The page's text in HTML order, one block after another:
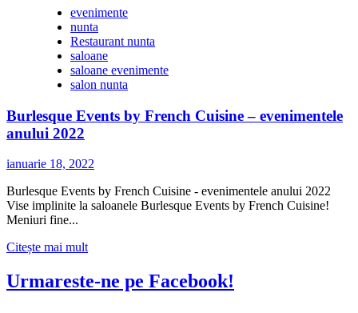
evenimente
nunta
Restaurant nunta
saloane
saloane evenimente
salon nunta
Burlesque Events by French Cuisine – evenimentele
anului 2022
ianuarie 18, 2022
Burlesque Events by French Cuisine - evenimentele anului 2022
Vise implinite la saloanele Burlesque Events by French Cuisine!
Meniuri fine...
Citește mai multCitește
despre
Urmareste-ne pe Facebook!